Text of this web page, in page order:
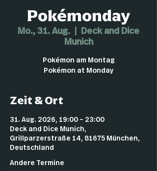
Pokémonday
Mo., 31. Aug.
Deck and Dice
Munich
Pokémon am Montag
Pokémon at Monday
Zeit & Ort
31. Aug. 2026, 19:00 – 23:00
Deck and Dice Munich,
Grillparzerstraße 14, 81675 München,
Deutschland
Andere Termine